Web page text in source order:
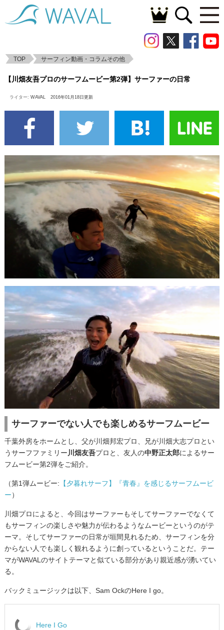
TOP サーフィン動画・コラムその他
ーファーの日常
【川畑友吾プロのサーフムービー第2弾】サーファーの日常
ライター: WAVAL 2016年01月18日更新
サーファーでない人でも楽しめるサーフムービー
千葉外房をホームとし、父が川畑邦宏プロ、兄が川畑大志プロとい
うサーフファミリー川畑友吾プロと、友人の中野正太郎によるサー
フムービー第2弾をご紹介。
（第1弾ムービー: 【夕暮れサーフ】『青春』を感じるサーフムービ
ー）
川畑プロによると、今回はサーファーもそしてサーファーでなくて
もサーフィンの楽しさや魅力が伝わるようなムービーというのがテ
ーマ。そしてサーファーの日常が垣間見れるため、サーフィンを分
からない人でも楽しく観れるように創っているということだ。テー
マがWAVALのサイトテーマと似ている部分があり親近感が湧いてい
る。
バックミュージックは以下、Sam OckのHere I go。
Here I Go